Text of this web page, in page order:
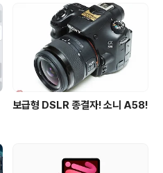
보급형 DSLR 종결자! 소니 A58!